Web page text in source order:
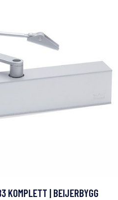
KOMPLETT | BEIJERBYGG